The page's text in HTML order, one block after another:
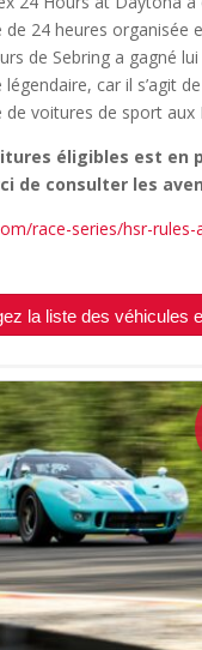
24 heures organisée
de Sebring a gagné lui
car il s’agit
de voitures de sport aux
éligibles est en
de consulter les
race-series/hsr-rules-
la liste des véhicules